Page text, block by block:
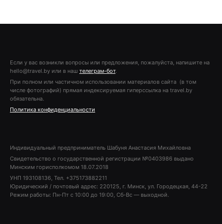
Если у вас возникли вопросы или предложения, пожалуйста, напишите на
hello@travel.by или в наш телеграм-бот.
При полном или частичном использовании материалов сайта (в том
числе фотографий) прямая индексируемая гиперссылка на travel.by
обязательна.
Политика конфиденциальности
Индивидуальный предприниматель Шабуня Анастасия Михайловна
Свидетельство о государственной регистрации №0403986 выдано
Минским горисполкомом 18.07.2018
УНП 193108136, Тел. +375173882211
Юридический / почтовый адрес: 220125, г. Минск, ул. Городецкая, 44-22
Режим работы: Пн-Пт с 10:00 до 19:00, Сб-Вс — выходной.